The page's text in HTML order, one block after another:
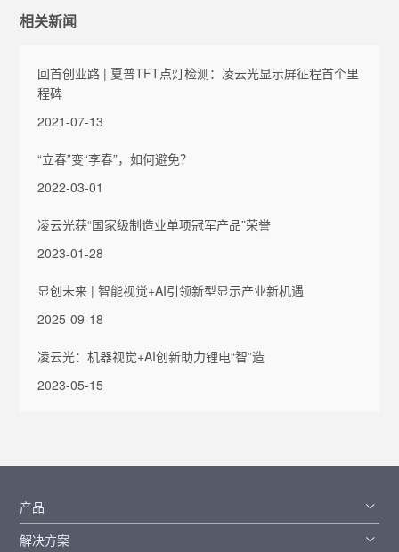
相关新闻
回首创业路 | 夏普TFT点灯检测：凌云光显示屏征程首个里
程碑
2021-07-13
“立春”变“李春”，如何避免？
2022-03-01
凌云光获“国家级制造业单项冠军产品”荣誉
2023-01-28
显创未来 | 智能视觉+AI引领新型显示产业新机遇
2025-09-18
凌云光：机器视觉+AI创新助力锂电“智”造
2023-05-15
产品
解决方案